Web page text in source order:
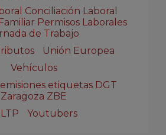
Conciliación Laboral
Permisos Laborales
de Trabajo
Unión Europea
Vehículos
etiquetas DGT
Zaragoza ZBE
Youtubers